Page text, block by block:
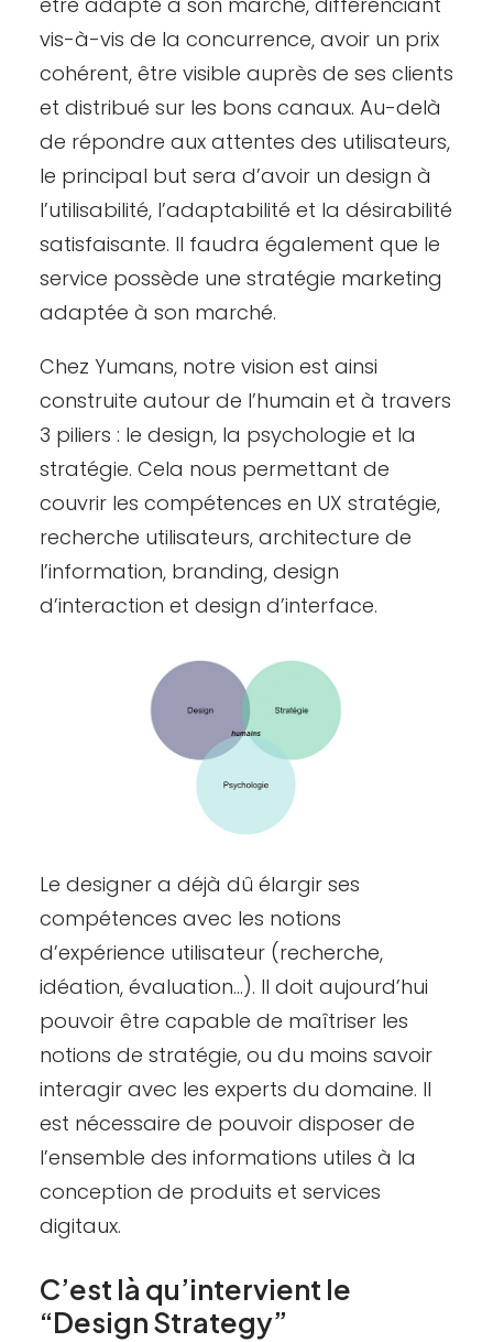
vis-à-vis de la concurrence, avoir un prix
cohérent, être visible auprès de ses clients
et distribué sur les bons canaux. Au-delà
de répondre aux attentes des utilisateurs,
le principal but sera d’avoir un design à
l’utilisabilité, l’adaptabilité et la désirabilité
satisfaisante. Il faudra également que le
service possède une stratégie marketing
adaptée à son marché.
Chez Yumans, notre vision est ainsi
construite autour de l’humain et à travers
3 piliers : le design, la psychologie et la
stratégie. Cela nous permettant de
couvrir les compétences en UX stratégie,
recherche utilisateurs, architecture de
l’information, branding, design
d’interaction et design d’interface.
Le designer a déjà dû élargir ses
compétences avec les notions
d’expérience utilisateur (recherche,
idéation, évaluation…). Il doit aujourd’hui
pouvoir être capable de maîtriser les
notions de stratégie, ou du moins savoir
interagir avec les experts du domaine. Il
est nécessaire de pouvoir disposer de
l’ensemble des informations utiles à la
conception de produits et services
digitaux.
C’est là qu’intervient le
“DesignStrategy”